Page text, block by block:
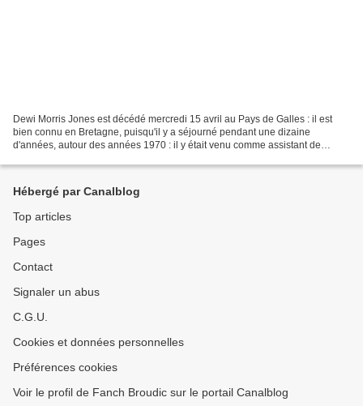
Dewi Morris Jones est décédé mercredi 15 avril au Pays de Galles : il est
bien connu en Bretagne, puisqu'il y a séjourné pendant une dizaine
d'années, autour des années 1970 : il y était venu comme assistant de
Hébergé par Canalblog
Top articles
Pages
Contact
Signaler un abus
C.G.U.
Cookies et données personnelles
Préférences cookies
Voir le profil de Fanch Broudic sur le portail Canalblog